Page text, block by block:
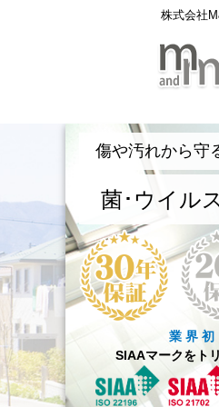
株式会社
傷や汚れから守
菌･ウイル
業 界 初
SIAAマークをト